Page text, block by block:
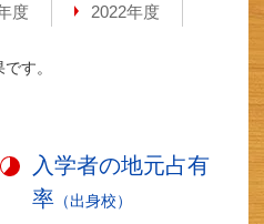
度 2022年度
す。
入学者の地元占有
率 （出身校）